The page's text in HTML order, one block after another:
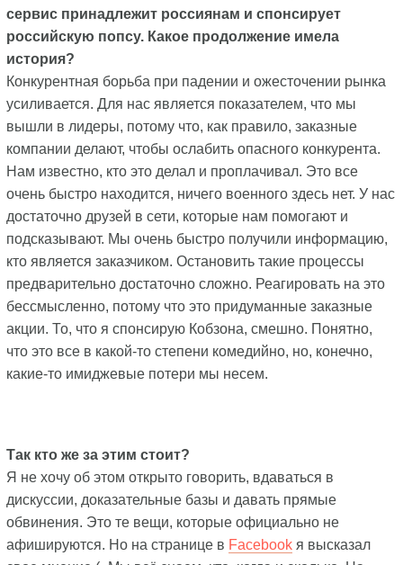
сервис принадлежит россиянам и спонсирует
российскую попсу. Какое продолжение имела
история?
Конкурентная борьба при падении и ожесточении рынка
усиливается. Для нас является показателем, что мы
вышли в лидеры, потому что, как правило, заказные
компании делают, чтобы ослабить опасного конкурента.
Нам известно, кто это делал и проплачивал. Это все
очень быстро находится, ничего военного здесь нет. У нас
достаточно друзей в сети, которые нам помогают и
подсказывают. Мы очень быстро получили информацию,
кто является заказчиком. Остановить такие процессы
предварительно достаточно сложно. Реагировать на это
бессмысленно, потому что это придуманные заказные
акции. То, что я спонсирую Кобзона, смешно. Понятно,
что это все в какой-то степени комедийно, но, конечно,
какие-то имиджевые потери мы несем.
Так кто же за этим стоит?
Я не хочу об этом открыто говорить, вдаваться в
дискуссии, доказательные базы и давать прямые
обвинения. Это те вещи, которые официально не
афишируются. Но на странице в Facebookя высказал